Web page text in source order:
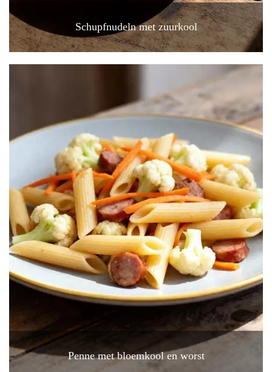
Schupfnudeln met zuurkool
Penne met bloemkool en worst